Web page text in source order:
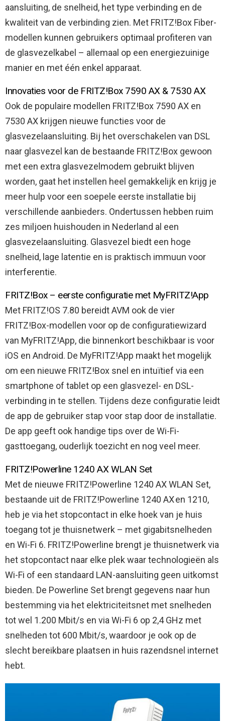
aansluiting, de snelheid, het type verbinding en de
kwaliteit van de verbinding zien. Met FRITZ!Box Fiber-
modellen kunnen gebruikers optimaal profiteren van
de glasvezelkabel – allemaal op een energiezuinige
manier en met één enkel apparaat.
Innovaties voor de FRITZ!Box 7590 AX & 7530 AX
Ook de populaire modellen FRITZ!Box 7590 AX en
7530 AX krijgen nieuwe functies voor de
glasvezelaansluiting. Bij het overschakelen van DSL
naar glasvezel kan de bestaande FRITZ!Box gewoon
met een extra glasvezelmodem gebruikt blijven
worden, gaat het instellen heel gemakkelijk en krijg je
meer hulp voor een soepele eerste installatie bij
verschillende aanbieders. Ondertussen hebben ruim
zes miljoen huishouden in Nederland al een
glasvezelaansluiting. Glasvezel biedt een hoge
snelheid, lage latentie en is praktisch immuun voor
interferentie.
FRITZ!Box – eerste configuratie met MyFRITZ!App
Met FRITZ!OS 7.80 bereidt AVM ook de vier
FRITZ!Box-modellen voor op de configuratiewizard
van MyFRITZ!App, die binnenkort beschikbaar is voor
iOS en Android. De MyFRITZ!App maakt het mogelijk
om een nieuwe FRITZ!Box snel en intuïtief via een
smartphone of tablet op een glasvezel- en DSL-
verbinding in te stellen. Tijdens deze configuratie leidt
de app de gebruiker stap voor stap door de installatie.
De app geeft ook handige tips over de Wi-Fi-
gasttoegang, ouderlijk toezicht en nog veel meer.
FRITZ!Powerline 1240 AX WLAN Set
Met de nieuwe FRITZ!Powerline 1240 AX WLAN Set,
bestaande uit de FRITZ!Powerline 1240 AX en 1210,
heb je via het stopcontact in elke hoek van je huis
toegang tot je thuisnetwerk – met gigabitsnelheden
en Wi-Fi 6. FRITZ!Powerline brengt je thuisnetwerk via
het stopcontact naar elke plek waar technologieën als
Wi-Fi of een standaard LAN-aansluiting geen uitkomst
bieden. De Powerline Set brengt gegevens naar hun
bestemming via het elektriciteitsnet met snelheden
tot wel 1.200 Mbit/s en via Wi-Fi 6 op 2,4 GHz met
snelheden tot 600 Mbit/s, waardoor je ook op de
slecht bereikbare plaatsen in huis razendsnel internet
hebt.